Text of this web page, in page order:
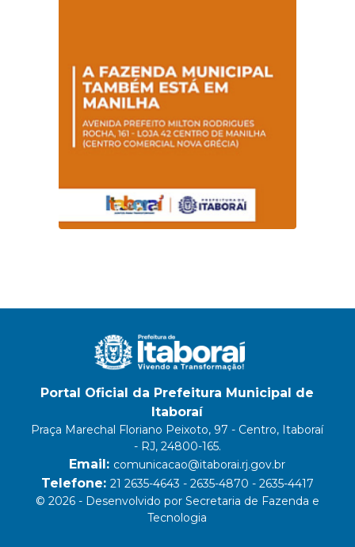
Magalhães Seabra
Portal Oficial da Prefeitura Municipal de
Itaboraí
Praça Marechal Floriano Peixoto, 97 - Centro, Itaboraí
- RJ, 24800-165.
Email: comunicacao@itaborai.rj.gov.br
Telefone: 21 2635-4643 - 2635-4870 - 2635-4417
© 2026 - Desenvolvido por Secretaria de Fazenda e
Tecnologia